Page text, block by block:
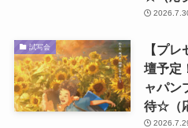
試写会
【プ
壇予定
ャパン
待☆（